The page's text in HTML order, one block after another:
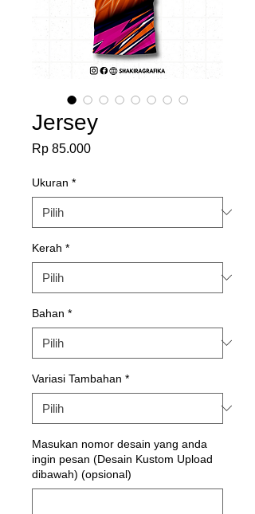
Jersey
Rp 85.000Harga
Ukuran *
Kerah *
Bahan *
Variasi Tambahan *
Masukan nomor desain yang anda
ingin pesan (Desain Kustom Upload
dibawah) (opsional)